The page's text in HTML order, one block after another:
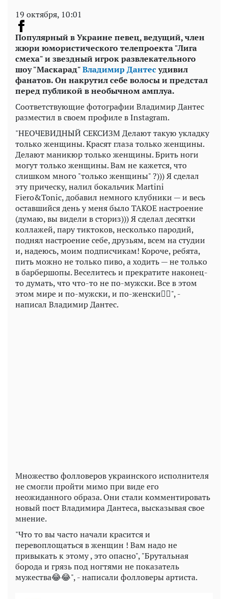
19 октября, 10:01
Популярный в Украине певец, ведущий, член
жюри юмористического телепроекта "Лига
смеха" и звездный игрок развлекательного
шоу "Маскарад"Владимир Дантесудивил
фанатов. Он накрутил себе волосы и предстал
перед публикой в необычном амплуа.
Соответствующие фотографии Владимир Дантес
разместил в своем профиле в Instagram.
"НЕОЧЕВИДНЫЙ СЕКСИЗМ Делают такую укладку
только женщины. Красят глаза только женщины.
Делают маникюр только женщины. Брить ноги
могут только женщины. Вам не кажется, что
слишком много "только женщины" ?))) Я сделал
эту прическу, налил бокальчик Martini
Fiero&Tonic, добавил немного клубники — и весь
оставшийся день у меня было ТАКОЕ настроение
(думаю, вы видели в сториз))) Я сделал десятки
коллажей, пару тиктоков, несколько пародий,
поднял настроение себе, друзьям, всем на студии
и, надеюсь, моим подписчикам! Короче, ребята,
пить можно не только пиво, а ходить — не только
в барбершопы. Веселитесь и прекратите наконец-
то думать, что что-то не по-мужски. Все в этом
этом мире и по-мужски, и по-женски✊🏼", -
написал Владимир Дантес.
Множество фолловеров украинского исполнителя
не смогли пройти мимо при виде его
неожиданного образа. Они стали комментировать
новый пост Владимира Дантеса, высказывая свое
мнение.
"Что то вы часто начали красится и
перевоплощаться в женщин ! Вам надо не
привыкать к этому , это опасно", "Брутальная
борода и грязь под ногтями не показатель
мужества😂😂", - написали фолловеры артиста.